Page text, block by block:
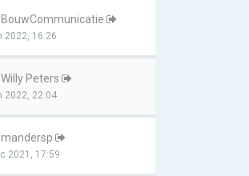
BouwCommunicatie
2022, 16:26
Willy Peters
2022, 22:04
mandersp
2021, 17:59